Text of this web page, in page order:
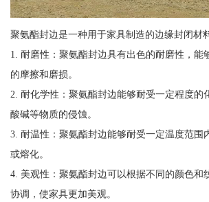
聚氨酯封边是一种用于家具制造的边缘封闭材
1. 耐磨性：聚氨酯封边具有出色的耐磨性，能
的摩擦和磨损。
2. 耐化学性：聚氨酯封边能够耐受一定程度的
酸碱等物质的侵蚀。
3. 耐温性：聚氨酯封边能够耐受一定温度范围
或熔化。
4. 美观性：聚氨酯封边可以根据不同的颜色和
协调，使家具更加美观。